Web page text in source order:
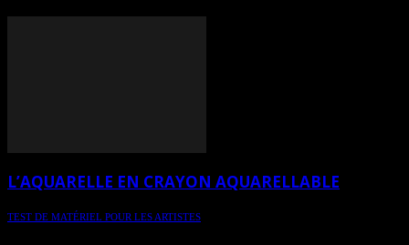
L’AQUARELLE EN CRAYON AQUARELLABLE
TEST DE MATÉRIEL POUR LES ARTISTES